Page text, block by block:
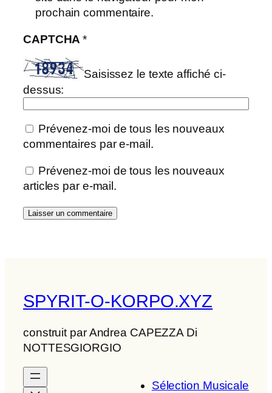
prochain commentaire.
CAPTCHA*
Saisissez le texte affiché ci-
dessus:
Prévenez-moi de tous les nouveaux
commentaires par e-mail.
Prévenez-moi de tous les nouveaux
articles par e-mail.
SPYRIT-O-KORPO.XYZ
construit par Andrea CAPEZZA Di
NOTTESGIORGIO
Sélection Musicale